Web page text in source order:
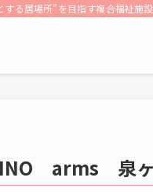
る居場所”を目指す複合福祉施
arms 泉